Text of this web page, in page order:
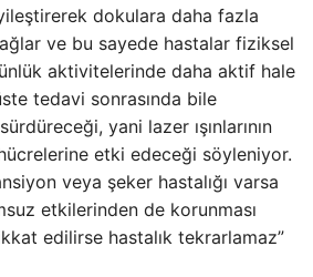
dokulara daha fazla
ve bu sayede hastalar fiziksel
aktivitelerinde daha aktif hale
tedavi sonrasında bile
yani lazer ışınlarının
etki edeceği söyleniyor.
veya şeker hastalığı varsa
etkilerinden de korunması
edilirse hastalık tekrarlamaz”